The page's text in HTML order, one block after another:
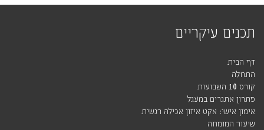
תכנים עיקריים
דף הבית
התחלה
קורס 10 השבועות
פתרון אתגרים במעגל
אימון אישי: אקט איזון אכילה רגשית
שיעור המומחה